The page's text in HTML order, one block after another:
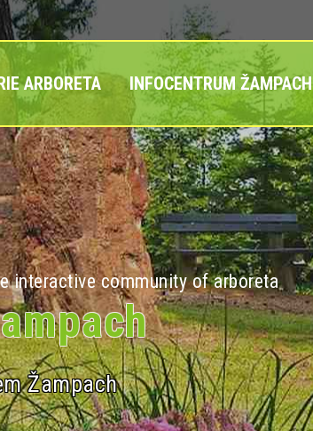
ARBORETA INFOCENTRUM ŽAMPACH
interactive community of arboreta
Žampach